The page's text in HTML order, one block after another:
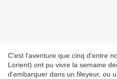
C'est l'aventure que cinq d'entre
Lorient) ont pu vivre la semaine
d'embarquer dans un fileyeur, ou